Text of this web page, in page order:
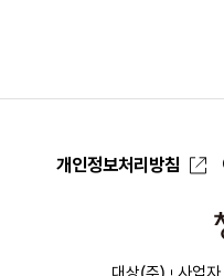
개인정보처리방침
대상(주)
사업